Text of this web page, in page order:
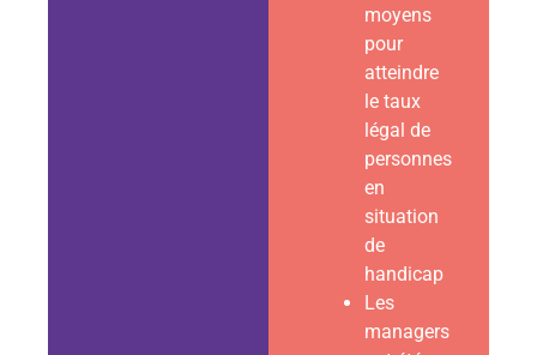
moyens
pour
atteindre
le taux
légal de
personnes
en
situation
de
handicap
Les
managers